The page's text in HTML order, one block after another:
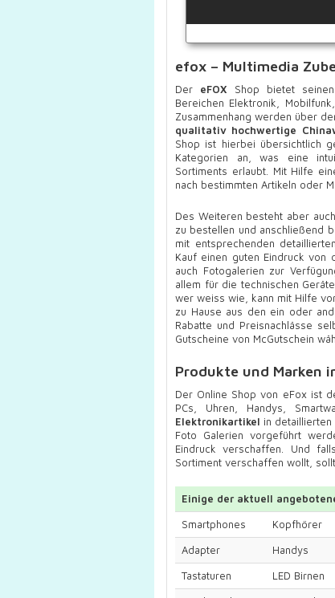
efox – Multimedia
Der eFOX Shop bietet
Bereichen Elektronik,
Zusammenhang werden über
qualitativ hochwertige
Shop ist hierbei übersichtlich
Kategorien an, was eine
Sortiments erlaubt. Mit Hilfe
nach bestimmten Artikeln oder
Des Weiteren besteht aber
zu bestellen und anschließend
mit entsprechenden
Kauf einen guten Eindruck von
auch Fotogalerien zur
allem für die technischen
wer weiss wie, kann mit Hilfe
zu Hause aus den ein oder
Rabatte und Preisnachlässe
Gutscheine von McGutschein
Produkte und Marken
Der Online Shop von eFox ist
PCs, Uhren, Handys,
Elektronikartikel in
Foto Galerien vorgeführt
Eindruck verschaffen. Und
Sortiment verschaffen wollt,
Einige der aktuell
Smartphones
Kopfhörer
Adapter
Handys
Tastaturen
LED Birnen